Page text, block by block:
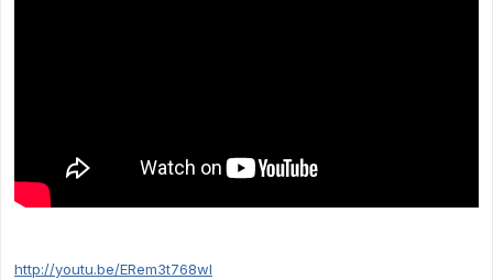
http://youtu.be/ERem3t768wI